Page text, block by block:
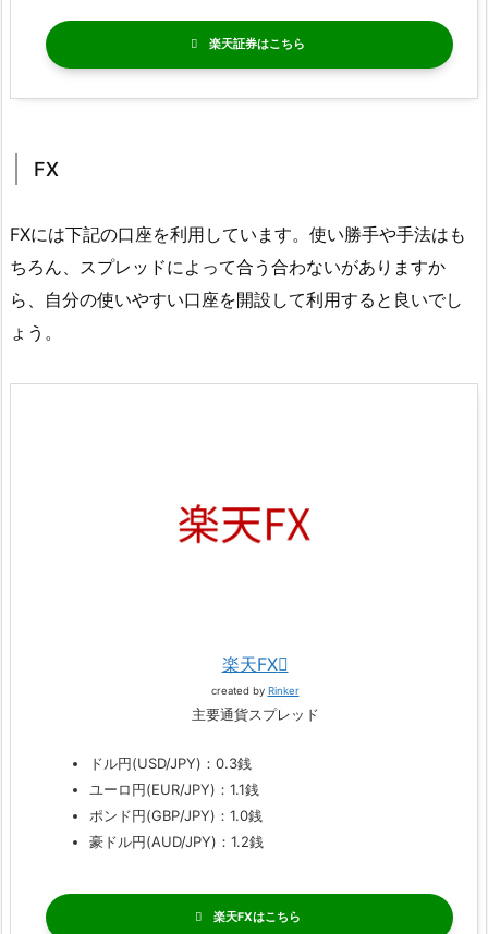
楽天証券
FX
FXには下記の口座を利用しています。使い勝手や手法はも
ちろん、スプレッドによって合う合わないがありますか
ら、自分の使いやすい口座を開設して利用すると良いでし
ょう。
楽天FX
created by Rinker
主要通貨スプレッド
ドル円(USD/JPY)：0.3銭
ユーロ円(EUR/JPY)：1.1銭
ポンド円(GBP/JPY)：1.0銭
豪ドル円(AUD/JPY)：1.2銭
楽天FX